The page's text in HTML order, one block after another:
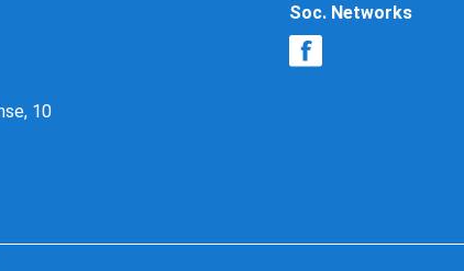
10
Soc. Networks